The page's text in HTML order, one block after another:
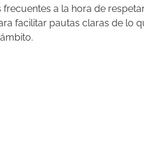
frecuentes a la hora de
facilitar pautas claras de lo